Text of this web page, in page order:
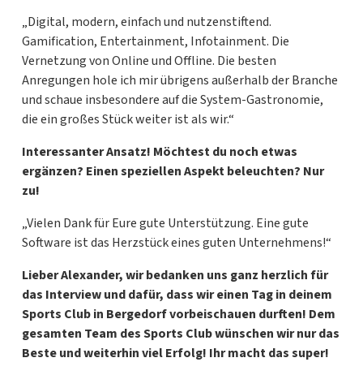
„Digital, modern, einfach und nutzenstiftend.
Gamification, Entertainment, Infotainment. Die
Vernetzung von Online und Offline. Die besten
Anregungen hole ich mir übrigens außerhalb der Branche
und schaue insbesondere auf die System-Gastronomie,
die ein großes Stück weiter ist als wir.“
Interessanter Ansatz! Möchtest du noch etwas
ergänzen? Einen speziellen Aspekt beleuchten? Nur
zu!
„Vielen Dank für Eure gute Unterstützung. Eine gute
Software ist das Herzstück eines guten Unternehmens!“
Lieber Alexander, wir bedanken uns ganz herzlich für
das Interview und dafür, dass wir einen Tag in deinem
Sports Club in Bergedorf vorbeischauen durften! Dem
gesamten Team des Sports Club wünschen wir nur das
Beste und weiterhin viel Erfolg! Ihr macht das super!